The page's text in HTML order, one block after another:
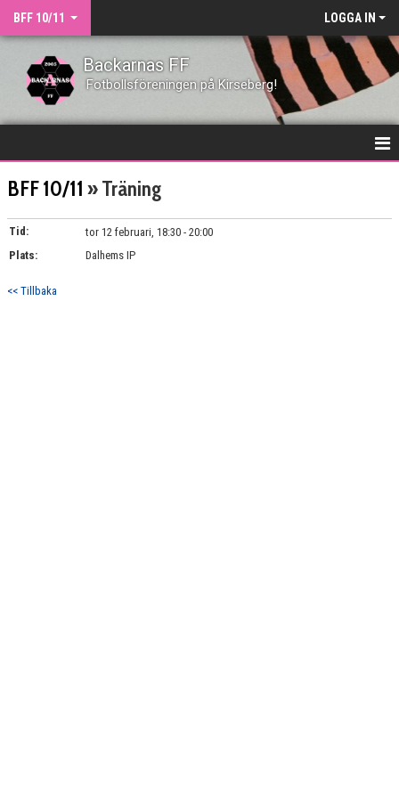
BFF 10/11 LOGGA IN
Backarnas FF
Fotbollsföreningen på Kirseberg!
HEM
NYHETER
DOKUMENT
KONTAKT
BFF 10/11 » Träning
Tid:
tor 12 februari, 18:30 - 20:00
Plats:
Dalhems IP
<< Tillbaka